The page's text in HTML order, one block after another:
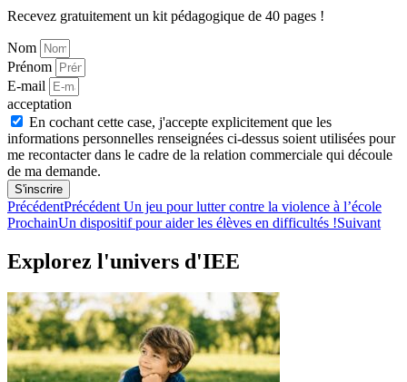
Recevez gratuitement un kit pédagogique de 40 pages !
Nom
Prénom
E-mail
acceptation
En cochant cette case, j'accepte explicitement que les
informations personnelles renseignées ci-dessus soient utilisées pour
me recontacter dans le cadre de la relation commerciale qui découle
de ma demande.
S'inscrire
PrécédentPrécédent Un jeu pour lutter contre la violence à l’école
ProchainUn dispositif pour aider les élèves en difficultés !Suivant
Explorez l'univers d'IEE